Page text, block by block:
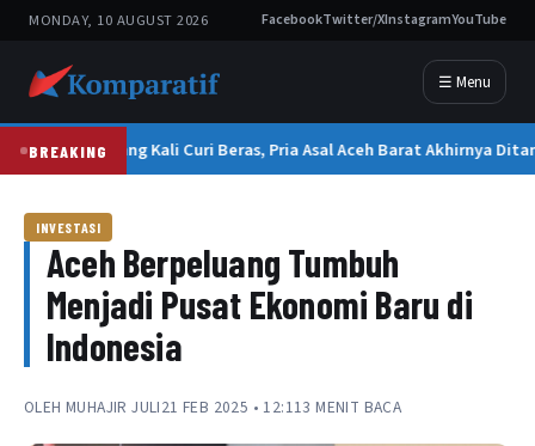
MONDAY, 10 AUGUST 2026 FacebookTwitter/XInstagramYouTube
☰ Menu
BREAKINGBerulang Kali Curi Beras, Pria Asal Aceh Barat Akhirnya
INVESTASI
Aceh Berpeluang Tumbuh
Menjadi Pusat Ekonomi Baru di
Indonesia
OLEH MUHAJIR JULI21 FEB 2025 • 12:113 MENIT BACA